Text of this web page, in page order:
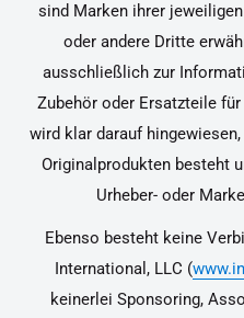
sind Marken ihrer
oder andere Dritte
ausschließlich zur
Zubehör oder Ersatzteile
wird klar darauf
Originalprodukten besteht
Urheber- oder
Ebenso besteht keine
International, LLC (
keinerlei Sponsoring,